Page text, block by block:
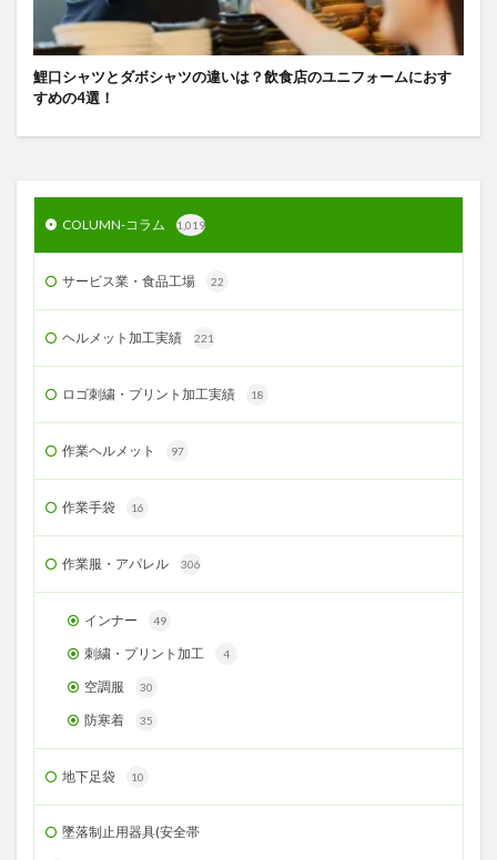
鯉口シャツとダボシャツの違いは？飲食店のユニフォームにおす
すめの4選！
COLUMN-コラム 1,019
サービス業・食品工場 22
ヘルメット加工実績 221
ロゴ刺繍・プリント加工実績 18
作業ヘルメット 97
作業手袋 16
作業服・アパレル 306
インナー 49
刺繍・プリント加工 4
空調服 30
防寒着 35
地下足袋 10
墜落制止用器具(安全帯